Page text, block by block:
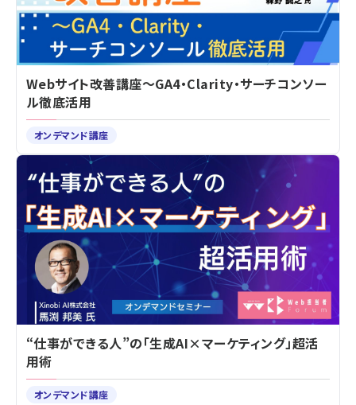
Webサイト改善講座～GA4・Clarity・サーチコンソー
ル徹底活用
オンデマンド講座
“仕事ができる人”の「生成AI×マーケティング」超活
用術
オンデマンド講座